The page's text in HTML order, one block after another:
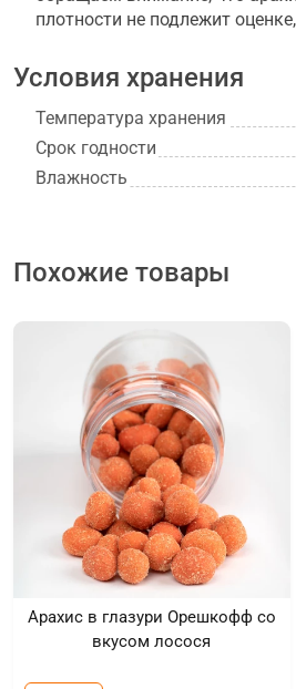
плотности не подлежит
Условия хранения
Температура хранения
Срок годности
Влажность
Похожие товары
Арахис в глазури Орешкофф со
вкусом лосося